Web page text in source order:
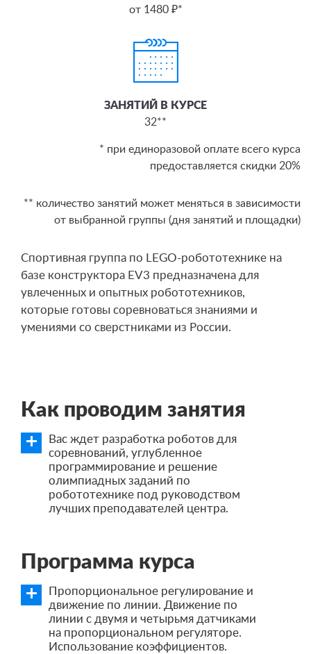
от 1480 ₽*
ЗАНЯТИЙ В КУРСЕ
32**
* при единоразовой оплате всего курса
предоставляется скидки 20%
** количество занятий может меняться в зависимости
от выбранной группы (дня занятий и площадки)
Спортивная группа по LEGO-робототехнике на
базе конструктора EV3 предназначена для
увлеченных и опытных робототехников,
которые готовы соревноваться знаниями и
умениями со сверстниками из России.
Как проводим занятия
Вас ждет разработка роботов для
соревнований, углубленное
программирование и решение
олимпиадных заданий по
робототехнике под руководством
лучших преподавателей центра.
Программа курса
Пропорциональное регулирование и
движение по линии. Движение по
линии с двумя и четырьмя датчиками
на пропорциональном регуляторе.
Использование коэффициентов.